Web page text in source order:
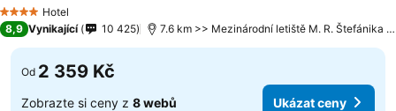
4 Počet hvězdiček
Hotel
8,9 Vynikající 10 425 7.6 km >> Mezinárodní letiště M. R. Štefánika Bratislava
Od 2 359 Kč
Zobrazte si ceny z 8 webů Ukázat ceny